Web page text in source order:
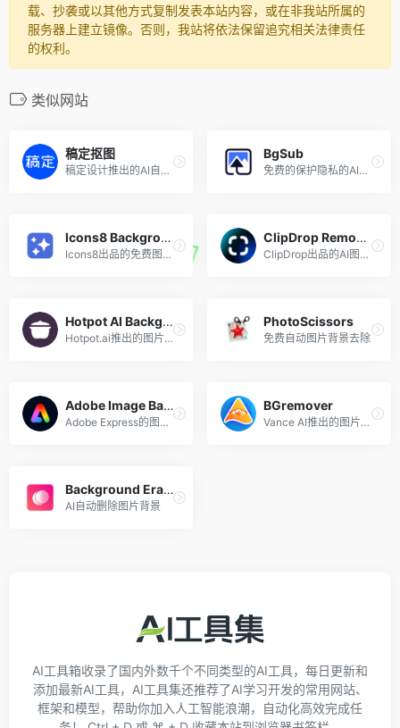
载、抄袭或以其他方式复制发表本站内容，或在非我站所属的
服务器上建立镜像。否则，我站将依法保留追究相关法律责任
的权利。
类似网站
稿定抠图
稿定设计推出的AI自动消除背景工具
BgSub
免费的保护隐私的AI图片背景去除工具
Icons8 Background Remover
Icons8出品的免费图片背景移除工具
ClipDrop Remove Background
ClipDrop出品的AI图片背景移除工具
Hotpot AI Background Remover
Hotpot.ai推出的图片背景移除工具
PhotoScissors
免费自动图片背景去除
Adobe Image Background Remover
Adobe Express的图片背景移除工具
BGremover
Vance AI推出的图片背景移除工具
Background Eraser
AI自动删除图片背景
AI工具箱收录了国内外数千个不同类型的AI工具，每日更新和
添加最新AI工具，AI工具集还推荐了AI学习开发的常用网站、
框架和模型，帮助你加入人工智能浪潮，自动化高效完成任